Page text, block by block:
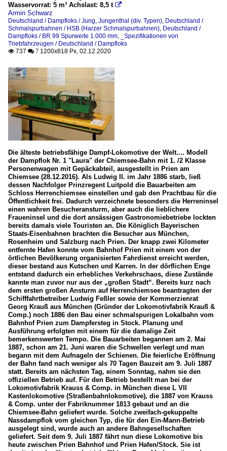
Wasservorrat: 5 m³ Achslast: 8,5 t 
Armin Schwarz
Deutschland / Dampfloks / Jung, Jungenthal (div. Typen) Deutschland /
Schmalspurbahnen / HSB (Harzer Schmalspurbahnen) Deutschland /
Dampfloks / BR 99 Spurweite 1.000 mm
_Spezifikationen von
Triebfahrzeugen / Deutschland / Dampfloks
 737  7 1200x818 Px, 02.12.2020
Die älteste betriebsfähige Dampf-Lokomotive der Welt.... Modell
der Dampflok Nr. 1 "Laura" der Chiemsee-Bahn mit 1. /2 Klasse
Personenwagen mit Gepäckabteil, ausgestellt in Prien am
Chiemsee (28.12.2016). Als Ludwig II. im Jahr 1886 starb, ließ
dessen Nachfolger Prinzregent Luitpold die Bauarbeiten am
Schloss Herrenchiemsee einstellen und gab den Prachtbau für die
Öffentlichkeit frei. Dadurch verzeichnete besonders die Herreninsel
einen wahren Besucheransturm, aber auch die lieblichere
Fraueninsel und die dort ansässigen Gastronomiebetriebe lockten
bereits damals viele Touristen an. Die Königlich Bayerischen
Staats-Eisenbahnen brachten die Besucher aus München,
Rosenheim und Salzburg nach Prien. Der knapp zwei Kilometer
entfernte Hafen konnte vom Bahnhof Prien mit einem von der
örtlichen Bevölkerung organisierten Fahrdienst erreicht werden,
dieser bestand aus Kutschen und Karren. In der dörflichen Enge
entstand dadurch ein erhebliches Verkehrschaos, diese Zustände
kannte man zuvor nur aus der „großen Stadt“. Bereits kurz nach
dem ersten großen Ansturm auf Herrenchiemsee beantragten der
Schifffahrtbetreiber Ludwig Feßler sowie der Kommerzienrat
Georg Krauß aus München (Gründer der Lokomotivfabrik Krauß &
Comp.) noch 1886 den Bau einer schmalspurigen Lokalbahn vom
Bahnhof Prien zum Dampfersteg in Stock. Planung und
Ausführung erfolgten mit einem für die damalige Zeit
bemerkenswerten Tempo. Die Bauarbeiten begannen am 2. Mai
1887, schon am 21. Juni waren die Schwellen verlegt und man
begann mit dem Aufnageln der Schienen. Die feierliche Eröffnung
der Bahn fand nach weniger als 70 Tagen Bauzeit am 9. Juli 1887
statt. Bereits am nächsten Tag, einem Sonntag, nahm sie den
offiziellen Betrieb auf. Für den Betrieb bestellt man bei der
Lokomotivfabrik Krauss & Comp. in München diese L VII
Kastenlokomotive (Straßenbahnlokomotive), die 1887 von Krauss
& Comp. unter der Fabriknummer 1813 gebaut und an die
Chiemsee-Bahn geliefert wurde. Solche zweifach-gekuppelte
Nassdampflok vom gleichen Typ, die für den Ein-Mann-Betrieb
ausgelegt sind, wurde auch an andere Bahngesellschaften
geliefert. Seit dem 9. Juli 1887 fährt nun diese Lokomotive bis
heute zwischen Prien Bahnhof und Prien Hafen/Stock. Sie ist